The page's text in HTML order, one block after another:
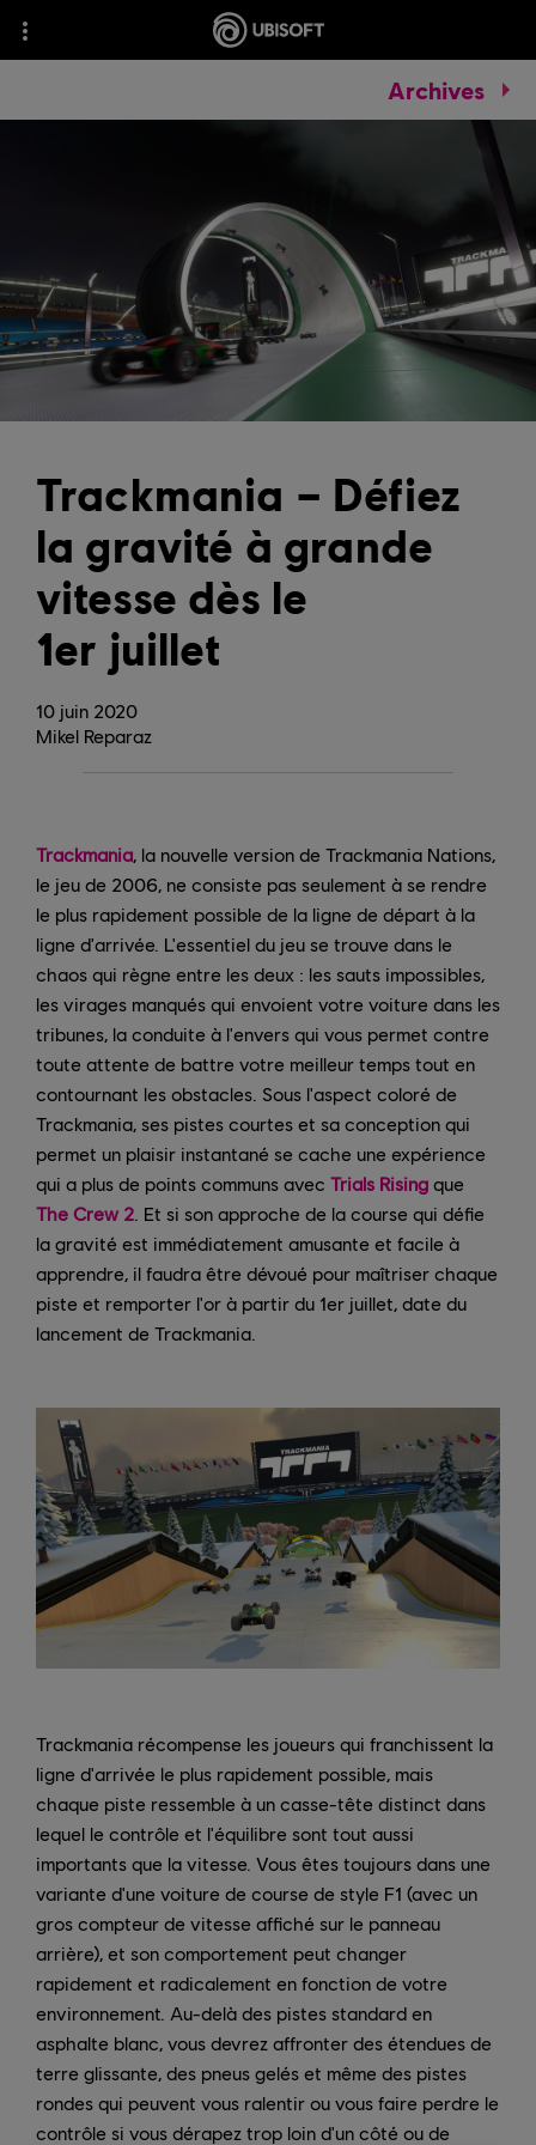
Archives
10 juin 2020
Trackmania – Défiez
la gravité à grande
vitesse dès le
1er juillet
Mikel Reparaz
Trackmania, la nouvelle version de Trackmania Nations,
le jeu de 2006, ne consiste pas seulement à se rendre
le plus rapidement possible de la ligne de départ à la
ligne d'arrivée. L'essentiel du jeu se trouve dans le
chaos qui règne entre les deux : les sauts impossibles,
les virages manqués qui envoient votre voiture dans les
tribunes, la conduite à l'envers qui vous permet contre
toute attente de battre votre meilleur temps tout en
contournant les obstacles. Sous l'aspect coloré de
Trackmania, ses pistes courtes et sa conception qui
permet un plaisir instantané se cache une expérience
qui a plus de points communs avec Trials Rising que
The Crew 2 . Et si son approche de la course qui défie
la gravité est immédiatement amusante et facile à
apprendre, il faudra être dévoué pour maîtriser chaque
piste et remporter l'or à partir du 1er juillet, date du
lancement de Trackmania.
Trackmania récompense les joueurs qui franchissent la
ligne d'arrivée le plus rapidement possible, mais
chaque piste ressemble à un casse-tête distinct dans
lequel le contrôle et l'équilibre sont tout aussi
importants que la vitesse. Vous êtes toujours dans une
variante d'une voiture de course de style F1 (avec un
gros compteur de vitesse affiché sur le panneau
arrière), et son comportement peut changer
rapidement et radicalement en fonction de votre
environnement. Au-delà des pistes standard en
asphalte blanc, vous devrez affronter des étendues de
terre glissante, des pneus gelés et même des pistes
rondes qui peuvent vous ralentir ou vous faire perdre le
contrôle si vous dérapez trop loin d'un côté ou de